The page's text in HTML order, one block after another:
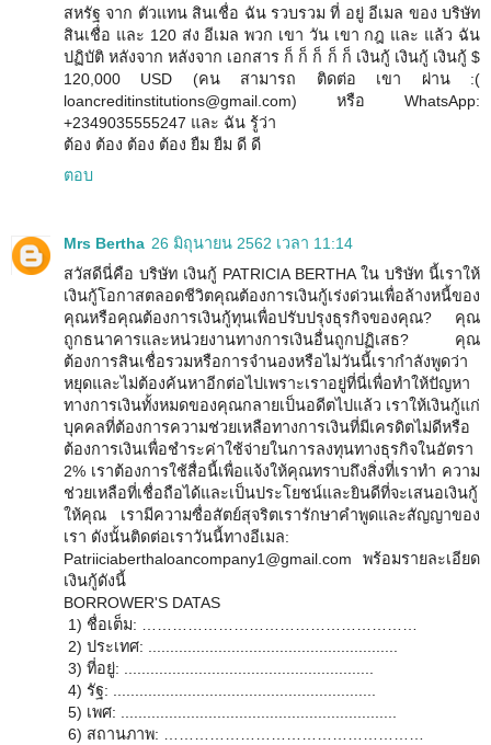
สหรัฐ จาก ตัวแทน สินเชื่อ ฉัน รวบรวม ที่ อยู่ อีเมล ของ บริษัท
สินเชื่อ และ 120 ส่ง อีเมล พวก เขา วัน เขา กฎ และ แล้ว ฉัน
ปฏิบัติ หลังจาก หลังจาก เอกสาร ก็ ก็ ก็ ก็ ก็ เงินกู้ เงินกู้ เงินกู้ $
120,000 USD (คน สามารถ ติดต่อ เขา ผ่าน :(
loancreditinstitutions@gmail.com) หรือ WhatsApp:
+2349035555247 และ ฉัน รู้ว่า
ต้อง ต้อง ต้อง ต้อง ยืม ยืม ดี ดี
ตอบ
Mrs Bertha 26 มิถุนายน 2562 เวลา 11:14
สวัสดีนี่คือ บริษัท เงินกู้ PATRICIA BERTHA ใน บริษัท นี้เราให้
เงินกู้โอกาสตลอดชีวิตคุณต้องการเงินกู้เร่งด่วนเพื่อล้างหนี้ของ
คุณหรือคุณต้องการเงินกู้ทุนเพื่อปรับปรุงธุรกิจของคุณ? คุณ
ถูกธนาคารและหน่วยงานทางการเงินอื่นถูกปฏิเสธ? คุณ
ต้องการสินเชื่อรวมหรือการจำนองหรือไม่วันนี้เรากำลังพูดว่า
หยุดและไม่ต้องค้นหาอีกต่อไปเพราะเราอยู่ที่นี่เพื่อทำให้ปัญหา
ทางการเงินทั้งหมดของคุณกลายเป็นอดีตไปแล้ว เราให้เงินกู้แก่
บุคคลที่ต้องการความช่วยเหลือทางการเงินที่มีเครดิตไม่ดีหรือ
ต้องการเงินเพื่อชำระค่าใช้จ่ายในการลงทุนทางธุรกิจในอัตรา
2% เราต้องการใช้สื่อนี้เพื่อแจ้งให้คุณทราบถึงสิ่งที่เราทำ ความ
ช่วยเหลือที่เชื่อถือได้และเป็นประโยชน์และยินดีที่จะเสนอเงินกู้
ให้คุณ เรามีความซื่อสัตย์สุจริตเรารักษาคำพูดและสัญญาของ
เรา ดังนั้นติดต่อเราวันนี้ทางอีเมล:
Patriiciaberthaloancompany1@gmail.com พร้อมรายละเอียด
เงินกู้ดังนี้
BORROWER'S DATAS
1) ชื่อเต็ม: ………………………………………………
2) ประเทศ: .........................................................
3) ที่อยู่: .........................................................
4) รัฐ: ............................................................
5) เพศ: ...............................................................
6) สถานภาพ: ……………………………………………